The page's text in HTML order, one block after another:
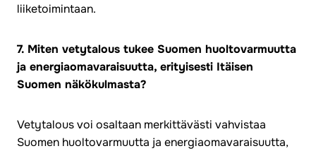
liiketoimintaan.
7. Miten vetytalous tukee Suomen huoltovarmuutta
ja energiaomavaraisuutta, erityisesti Itäisen
Suomen näkökulmasta?
Vetytalous voi osaltaan merkittävästi vahvistaa
Suomen huoltovarmuutta ja energiaomavaraisuutta,